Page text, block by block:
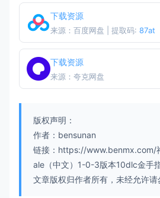
下载资源
来源：百度网盘 | 提取码: 87at
下载资源
来源：夸克网盘
版权声明：
作者：bensunan
链接：https://www.benmx.com/
ale（中文）1-0-3版本10dlc金手
文章版权归作者所有，未经允许请